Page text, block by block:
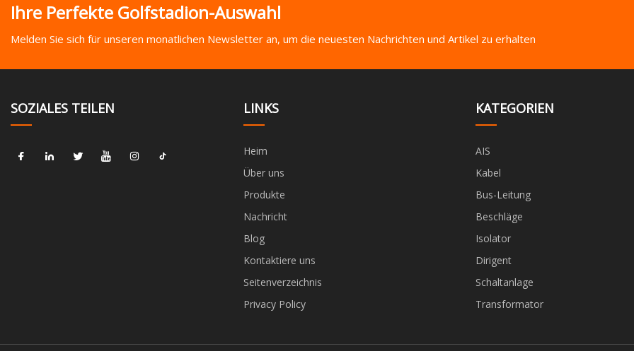
Ihre Perfekte Golfstadion-Auswahl
Melden Sie sich für unseren monatlichen Newsletter an, um die neuesten Nachrichten und Artikel zu erhalten
SOZIALES TEILEN LINKS
Heim
Über uns
Produkte
Nachricht
Blog
Kontaktiere uns
Seitenverzeichnis
Privacy Policy
KATEGORIEN
AIS
Kabel
Bus-Leitung
Beschläge
Isolator
Dirigent
Schaltanlage
Transformator